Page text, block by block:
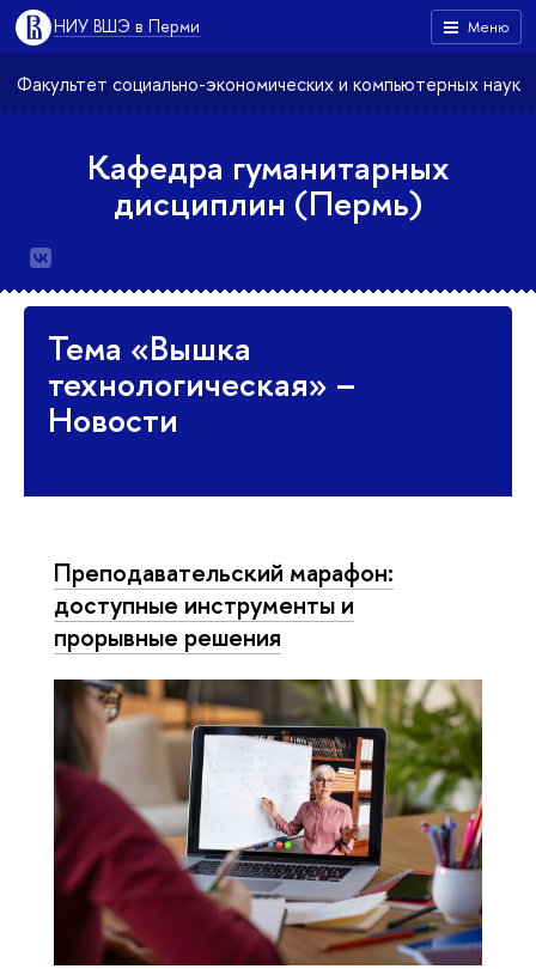
Меню
НИУ ВШЭ в Перми
Факультет социально-экономических и компьютерных наук
Кафедра гуманитарных
дисциплин (Пермь)
Тема «Вышка
технологическая» –
Новости
Преподавательский марафон:
доступные инструменты и
прорывные решения